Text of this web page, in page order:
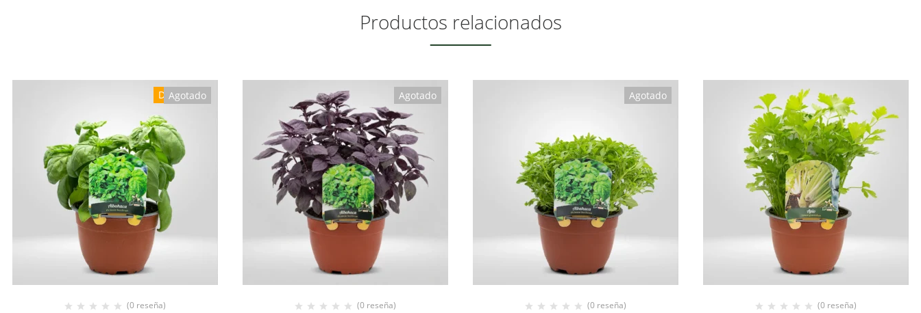
Productos relacionados
Destacado
Agotado
(0 reseña)
Agotado
(0 reseña)
Agotado
(0 reseña) (0 reseña)